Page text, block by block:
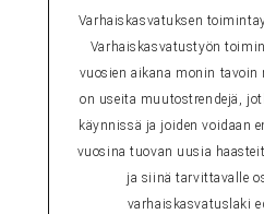
Varhaiskasvatuksen
Varhaiskasvatustyön
vuosien aikana monin
on useita muutostrendejä,
käynnissä ja joiden voidaan
vuosina tuovan uusia
ja siinä tarvittavalle
varhaiskasvatuslaki